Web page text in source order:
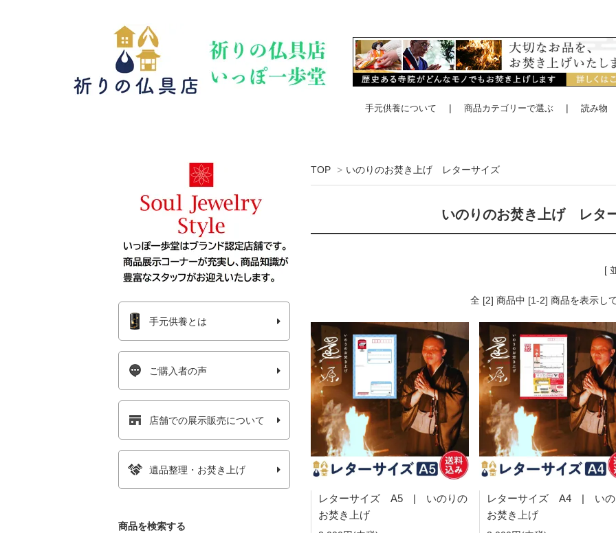
手元供養について 商品カテゴリーで選ぶ 読み物
TOP > いのりのお焚き上げ レターサイズ
いのりのお焚き上げ レタ
[
全 [2] 商品中 [1-2] 商品を表示し
レターサイズ A5 | いのりの
お焚き上げ
レターサイズ A4 | いの
お焚き上げ
手元供養とは
ご購入者の声
店舗での展示販売について
遺品整理・お焚き上げ
商品を検索する